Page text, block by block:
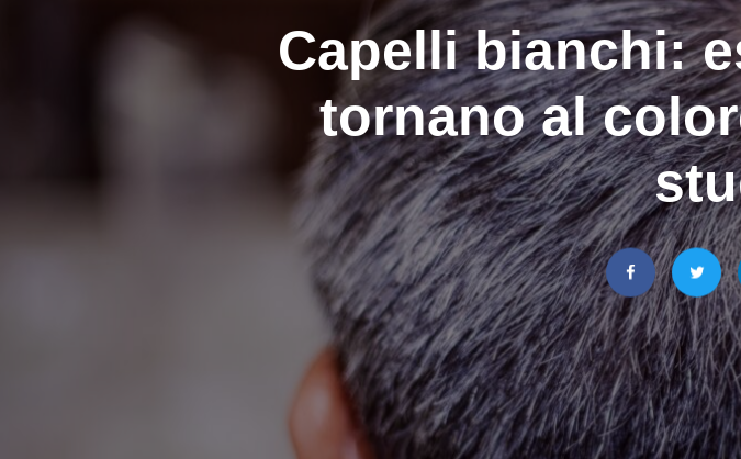
Capelli bianchi:
tornano al